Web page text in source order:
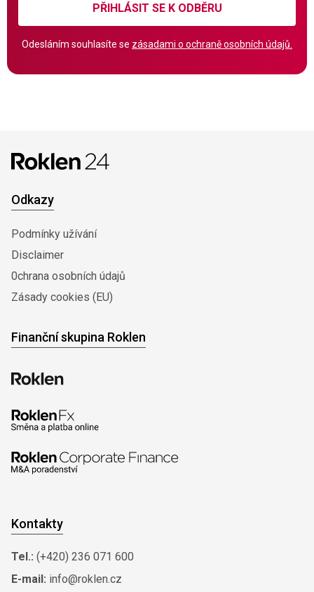
PŘIHLÁSIT SE K ODBĚRU
Odesláním souhlasíte se zásadami o ochraně osobních údajů.
Odkazy
Podmínky užívání
Disclaimer
0chrana osobních údajů
Zásady cookies (EU)
Finanční skupina Roklen
Kontakty
Tel.: (+420) 236 071 600
E-mail: info@roklen.cz